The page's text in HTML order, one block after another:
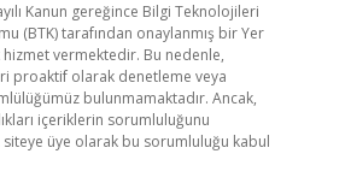
Kanun gereğince Bilgi Teknolojileri
(BTK) tarafından onaylanmış bir Yer
hizmet vermektedir. Bu nedenle,
proaktif olarak denetleme veya
bulunmamaktadır. Ancak,
içeriklerin sorumluluğunu
siteye üye olarak bu sorumluluğu kabul